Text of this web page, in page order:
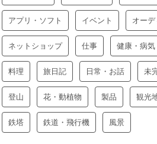
アプリ・ソフト イベント オー
ネットショップ 仕事 健康・病気
料理 旅日記 日常・お話 未
登山 花・動植物 製品 観光
鉄塔 鉄道・飛行機 風景